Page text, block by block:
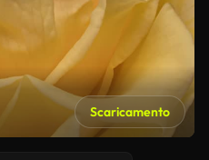
Scaricamento